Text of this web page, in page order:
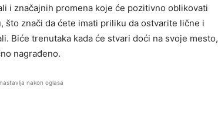
i značajnih promena koje će pozitivno oblikovati
što znači da ćete imati priliku da ostvarite lične i
Biće trenutaka kada će stvari doći na svoje mesto,
nagrađeno.
nakon oglasa